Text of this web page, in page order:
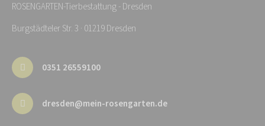
ROSENGARTEN-Tierbestattung - Dresden
Burgstädteler Str. 3 · 01219 Dresden
0351 26559100
dresden@mein-rosengarten.de